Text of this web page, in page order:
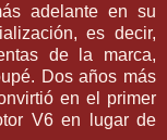
adelante en su
es decir,
de la marca,
Dos años más
en el primer
V6 en lugar de